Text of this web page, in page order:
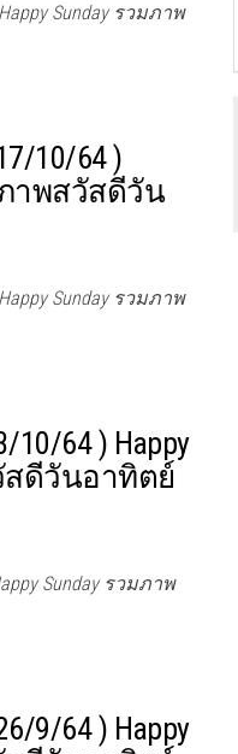
Sunday รวมภาพ
10/64 )
ภาพสวัสดีวัน
Sunday รวมภาพ
64 ) Happy
สดีวันอาทิตย์
Sunday รวมภาพ
9/64 ) Happy